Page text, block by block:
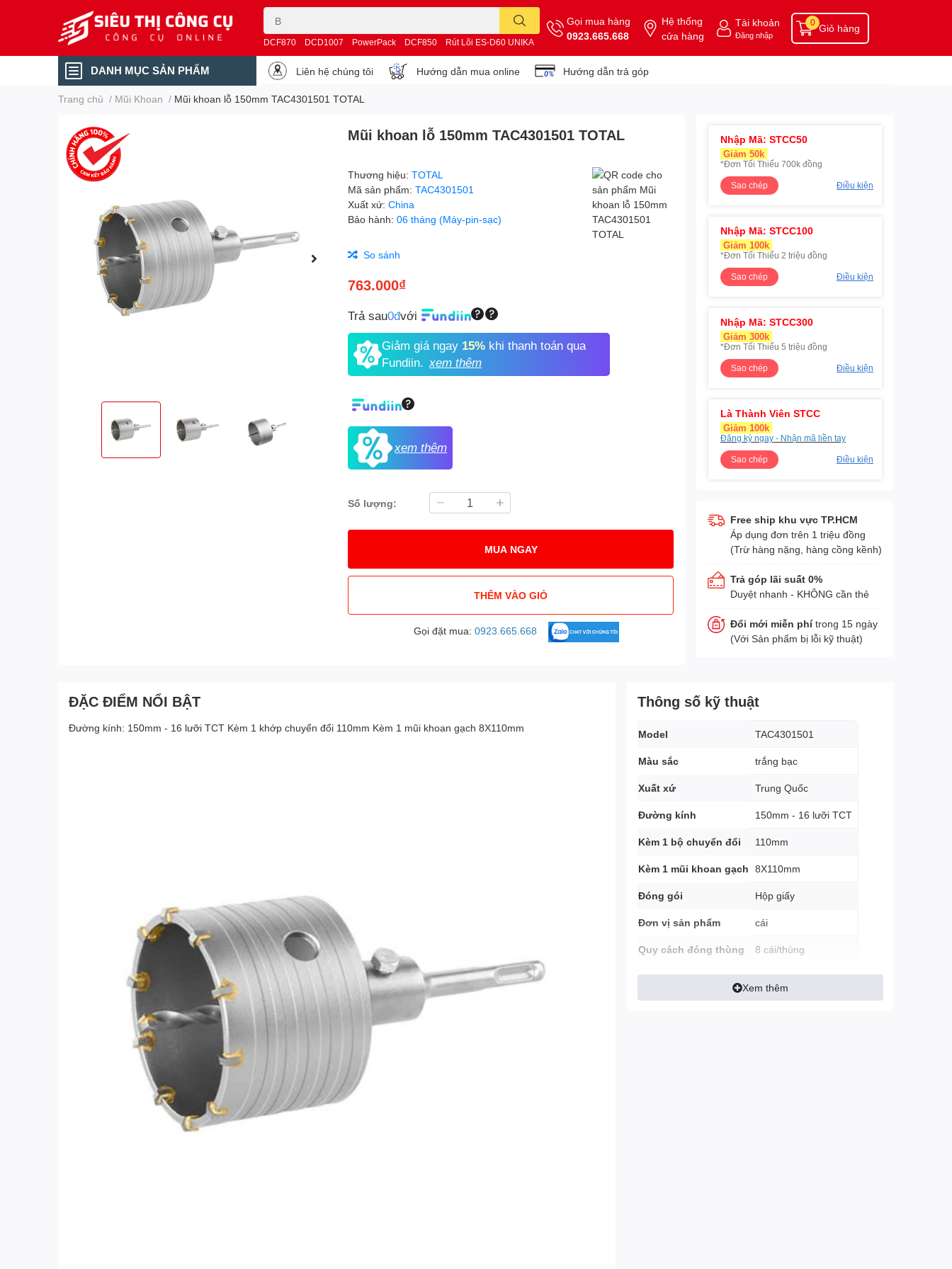
DCF870 DCD1007 PowerPack DCF850 Rút Lõi ES-D60 UNIKA
Gọi mua hàng
0923.665.668
Hệ thống
cửa hàng
Tài khoản
Đăng nhập
Giỏ hàng
0
DANH MỤC SẢN PHẨM Liên hệ chúng tôi Hướng dẫn mua online Hướng dẫn trả góp
Trang chủ / Mũi Khoan / Mũi khoan lỗ 150mm TAC4301501 TOTAL
Mũi khoan lỗ 150mm TAC4301501 TOTAL
Thương hiệu:TOTAL
Mã sản phẩm:TAC4301501
Xuất xứ:China
Bảo hành:06 tháng (Máy-pin-sạc)
So sánh
763.000₫
Trả sau0đvới
Giảm giá ngay 15% khi thanh toán qua
Fundiin. xem thêm
xem thêm
Số lượng:
MUA NGAY
THÊM VÀO GIỎ
Gọi đặt mua: 0923.665.668
Nhập Mã: STCC50
Giảm 50k
*Đơn Tối Thiểu 700k đồng
Sao chép
Điều kiện
Nhập Mã: STCC100
Giảm 100k
*Đơn Tối Thiểu 2 triệu đồng
Sao chép
Điều kiện
Nhập Mã: STCC300
Giảm 300k
*Đơn Tối Thiểu 5 triệu đồng
Sao chép
Điều kiện
Là Thành Viên STCC
Giảm 100k
Đăng ký ngay - Nhận mã liền tay
Sao chép
Điều kiện
Free ship khu vực TP.HCM
Áp dụng đơn trên 1 triệu đồng
(Trừ hàng nặng, hàng cồng kềnh)
Trả góp lãi suất 0%
Duyệt nhanh - KHÔNG cần thẻ
Đổi mới miễn phítrong 15 ngày
(Với Sản phẩm bị lỗi kỹ thuật)
ĐẶC ĐIỂM NỔI BẬT
Đường kính: 150mm - 16 lưỡi TCT Kèm 1 khớp chuyển đổi 110mm Kèm 1 mũi khoan gạch 8X110mm
Thông số kỹ thuật
Model TAC4301501
Màu sắc trắng bạc
Xuất xứ Trung Quốc
Đường kính 150mm - 16 lưỡi TCT
Kèm 1 bộ chuyển đổi 110mm
Kèm 1 mũi khoan gạch 8X110mm
Đóng gói Hộp giấy
Đơn vị sản phẩm cái
Quy cách đóng thùng 8 cái/thùng
Xem thêm